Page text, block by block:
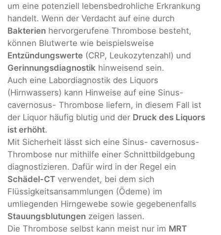
um eine potenziell lebensbedrohliche Erkrankung
handelt. Wenn der Verdacht auf eine durch
Bakterien hervorgerufene Thrombose besteht,
können Blutwerte wie beispielsweise
Entzündungswerte (CRP, Leukozytenzahl) und
Gerinnungsdiagnostik hinweisend sein.
Auch eine Labordiagnostik des Liquors
(Hirnwassers) kann Hinweise auf eine Sinus-
cavernosus- Thrombose liefern, in diesem Fall ist
der Liquor häufig blutig und der Druck des Liquors
ist erhöht.
Mit Sicherheit lässt sich eine Sinus- cavernosus-
Thrombose nur mithilfe einer Schnittbildgebung
diagnostizieren. Dafür wird in der Regel ein
Schädel-CT verwendet, bei dem sich
Flüssigkeitsansammlungen (Ödeme) im
umliegenden Hirngewebe sowie gegebenenfalls
Stauungsblutungen zeigen lassen.
Die Thrombose selbst kann meist nur im MRT